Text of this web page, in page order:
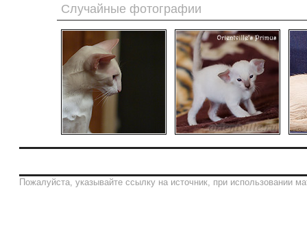
Случайные фотографии
Пожалуйста, указывайте ссылку на источник, при использовании